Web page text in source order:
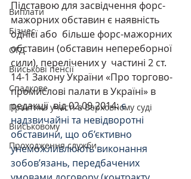
Виплати
Бізнес
ОГД
Військові пенсії
Спадкове
Практика участі в Верховному суді
Військовому
Проходження служби
Підставою для засвідчення форс-
мажорних обставин є наявність
однієї або  більше форс-мажорних
обставин (обставин непереборної
сили), перелічених у  частині 2 ст.
14-1 Закону України «Про торгово-
промислові палати в Україні» в
редакції  від 02.09.2014: є
надзвичайні та невідворотні
обставини, що об’єктивно
унеможливлюють виконання
зобов’язань, передбачених